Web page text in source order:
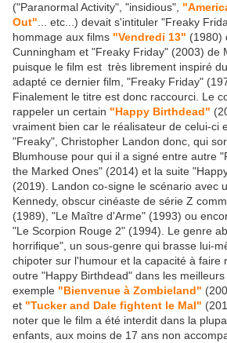
("Paranormal Activity", "insidious",
Out" ... etc...) devait s'intituler "Freaky
hommage aux films "Vendredi 13" (1980)
Cunningham et "Freaky Friday" (2003) de
puisque le film est très librement inspiré
adapté ce dernier film, "Freaky Friday"
Finalement le titre est donc raccourci. Le
rappeler un certain "Happy Birthdead"
vraiment bien car le réalisateur de celui-ci
"Freaky", Christopher Landon donc, qui
Blumhouse pour qui il a signé entre autre
the Marked Ones" (2014) et la suite
(2019). Landon co-signe le scénario avec
Kennedy, obscur cinéaste de série Z
(1989), "Le Maître d'Arme" (1993) ou
"Le Scorpion Rouge 2" (1994). Le genre
horrifique", un sous-genre qui brasse lui-
chipoter sur l'humour et la capacité à faire
outre "Happy Birthdead" dans les
exemple "Bienvenue à Zombieland"
et "Tucker and Dale fightent le Mal"
noter que le film a été interdit dans la
enfants, aux moins de 17 ans non